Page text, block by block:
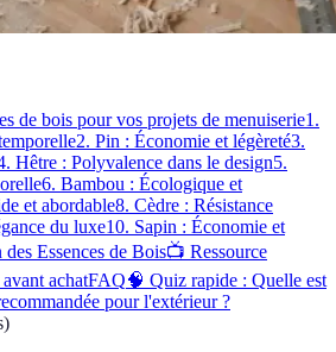
de bois pour vos projets de menuiserie1.
2. Pin : Économie et légèreté3.
Hêtre : Polyvalence dans le design5.
6. Bambou : Écologique et
et abordable8. Cèdre : Résistance
du luxe10. Sapin : Économie et
Essences de Bois📺 Ressource
achatFAQ🧠 Quiz rapide : Quelle est
pour l'extérieur ?
)